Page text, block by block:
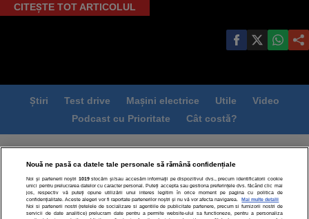
CITEȘTE TOT ARTICOLUL
Știri Test drive Mașini electrice Utile
Video
Podcast cu Prioritate
Cât costă?
Termeni si conditii
Politica de confidentialitate
Politica de cookies
Echipa editorială
Modifică Setările
Nouă ne pasă ca datele tale personale să rămână confidențiale
Noi și partenerii noștri 1019stocăm și/sau accesăm informații pe dispozitivul dvs., precum identificatorii cookie
unici pentru prelucrarea datelor cu caracter personal. Puteți accepta sau gestiona preferințele dvs. făcând clic mai
jos, respectiv vă puteți opune utilizării unui interes legitim în orice moment pe pagina cu politica de
confidențialitate. Aceste alegeri vor fi raportate partenerilor noștri și nu vă vor afecta navigarea.
Mai multe detalii
Noi si partenerii nostri (retelele de socializare si agentiile de publicitate partenere, precum si furnizorii nostri de
servicii de date analitice) prelucram date pentru a permite website-ului sa functioneze, pentru a personaliza